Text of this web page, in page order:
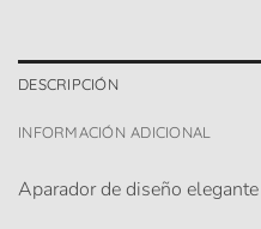
DESCRIPCIÓN
INFORMACIÓN ADICIONAL
Aparador de diseño